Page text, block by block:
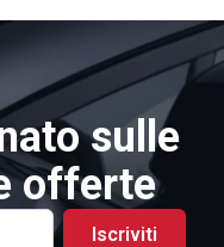
sulle
offerte
Iscriviti